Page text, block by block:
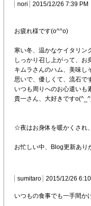
nori
2015/12/26 7:39 PM
お疲れ様です(o^^o)
寒い冬、温かなケイタリン
しっかり召し上がって、お
キムラさんのハム、美味し
思いで、優しくて、流石
いつも周りへのお心遣いも
貴一さん、大好きです
☆夜はお身体を暖かくされ
お忙しい中、Blog更新あり
sumitaro 2015/12/26
いつもの食事でも一手間か